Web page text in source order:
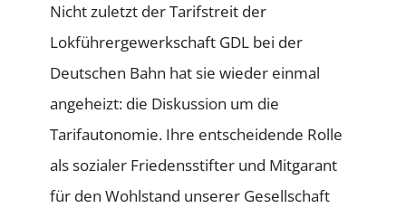
Nicht zuletzt der Tarifstreit der
Lokführergewerkschaft GDL bei der
Deutschen Bahn hat sie wieder einmal
angeheizt: die Diskussion um die
Tarifautonomie. Ihre entscheidende Rolle
als sozialer Friedensstifter und Mitgarant
für den Wohlstand unserer Gesellschaft